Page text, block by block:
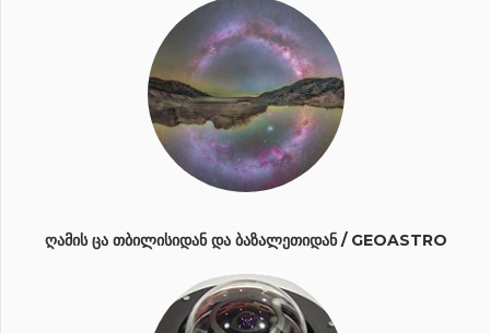
ᲦᲐᲛᲘᲡ ᲪᲐ ᲗᲑᲘᲚᲘᲡᲘᲓᲐᲜ ᲓᲐ ᲑᲐᲖᲐᲚᲔᲗᲘᲓᲐᲜ / GEOASTRO